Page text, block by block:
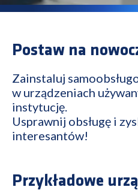
Postaw na
Zainstaluj
w urządzeniach
instytucję.
Usprawnij obsługę i
interesantów!
Przykładowe